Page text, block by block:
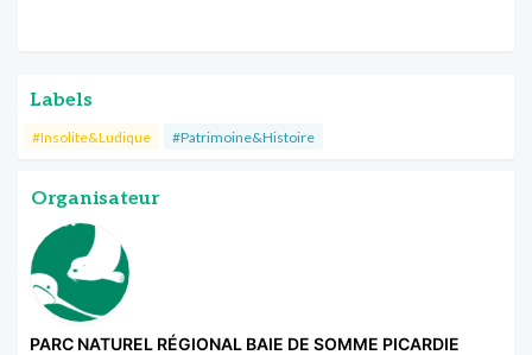
Labels
#Insolite&Ludique #Patrimoine&Histoire
Organisateur
PARC NATUREL RÉGIONAL BAIE DE SOMME PICARDIE